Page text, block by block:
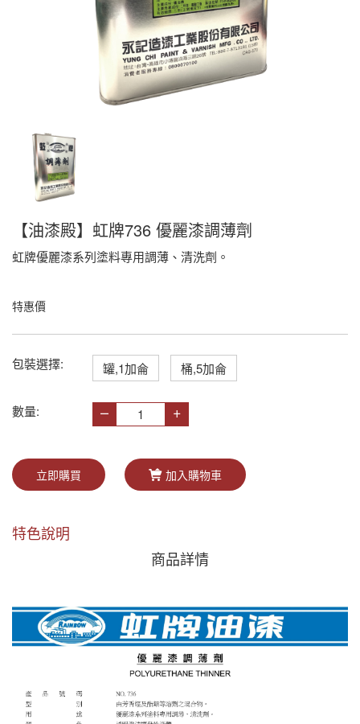
【油漆殿】虹牌736 優麗漆調薄劑
虹牌優麗漆系列塗料專用調薄、清洗劑。
特惠價
包裝選擇: 罐,1加侖 桶,5加侖
數量: – +
立即購買 加入購物車
特色說明
商品詳情